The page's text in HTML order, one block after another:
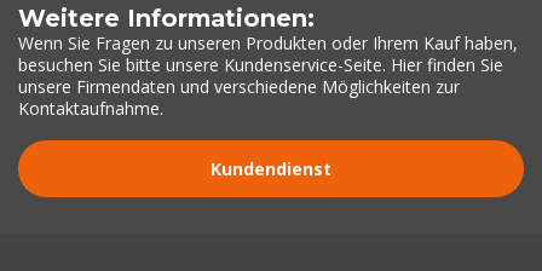
Weitere Informationen:
Wenn Sie Fragen zu unseren Produkten oder Ihrem Kauf haben,
besuchen Sie bitte unsere Kundenservice-Seite. Hier finden Sie
unsere Firmendaten und verschiedene Möglichkeiten zur
Kontaktaufnahme.
Kundendienst